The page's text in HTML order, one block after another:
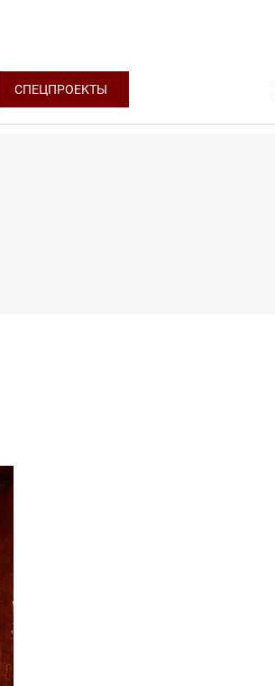
СПЕЦПРОЕКТЫ